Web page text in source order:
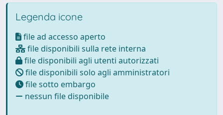
Legenda icone
file ad accesso aperto
file disponibili sulla rete interna
file disponibili agli utenti autorizzati
file disponibili solo agli amministratori
file sotto embargo
nessun file disponibile